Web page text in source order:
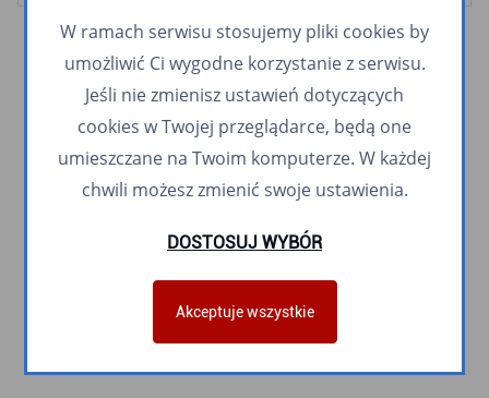
W ramach serwisu stosujemy pliki cookies by
umożliwić Ci wygodne korzystanie z serwisu.
Jeśli nie zmienisz ustawień dotyczących
cookies w Twojej przeglądarce, będą one
umieszczane na Twoim komputerze. W każdej
chwili możesz zmienić swoje ustawienia.
DOSTOSUJ WYBÓR
Akceptuje wszystkie